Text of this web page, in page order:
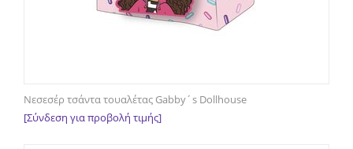
Νεσεσέρ τσάντα τουαλέτας Gabby´s Dollhouse
[Σύνδεση για προβολή τιμής]